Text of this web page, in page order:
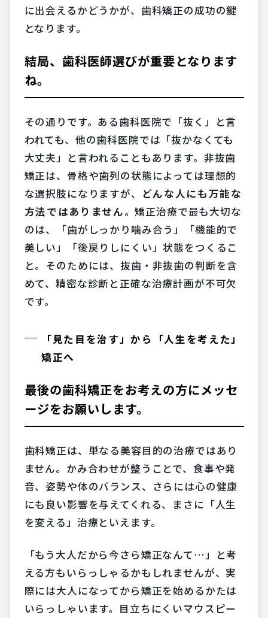
に出会えるかどうかが、歯科矯正の成功の鍵
となります。
結局、歯科医師選びが重要となります
ね。
その通りです。ある歯科医院で「抜く」と言
われても、他の歯科医院では「抜かなくても
大丈夫」と言われることもあります。非抜歯
矯正は、骨格や歯列の状態によっては理想的
な選択肢になりますが、 どんな人にも万能な
方法ではありません。矯正治療で最も大切な
のは、「歯がしっかり噛み合う」「機能的で
美しい」「後戻りしにくい」状態をつくるこ
と。そのためには、抜歯・非抜歯の判断を含
めて、精密な診断と正確な治療計画が不可欠
です。
「見た目を治す」から「人生を考えた」
矯正へ
最後の歯科矯正をお考えの方にメッセ
ージをお願いします。
歯科矯正は、単なる美容目的の治療ではあり
ません。かみ合わせが整うことで、食事や発
音、姿勢や体のバランス、さらには心の健康
にも良い影響を与えてくれる、まさに「人生
を変える」治療といえます。
「もう大人だから今さら矯正なんて…」と考
える方もいらっしゃるかもしれませんが、実
際には大人になってから矯正を始めるかたは
いらっしゃいます。目立ちにくいマウスピー